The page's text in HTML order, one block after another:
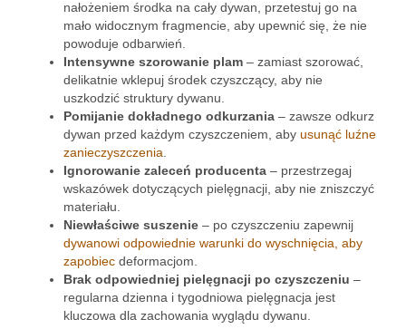
nałożeniem środka na cały dywan, przetestuj go na
mało widocznym fragmencie, aby upewnić się, że nie
powoduje odbarwień.
Intensywne szorowanie plam – zamiast szorować,
delikatnie wklepuj środek czyszczący, aby nie
uszkodzić struktury dywanu.
Pomijanie dokładnego odkurzania – zawsze odkurz
dywan przed każdym czyszczeniem, aby usunąć luźne
zanieczyszczenia
Ignorowanie zaleceń producenta – przestrzegaj
wskazówek dotyczących pielęgnacji, aby nie zniszczyć
materiału.
Niewłaściwe suszenie – po czyszczeniu zapewnij
dywanowi odpowiednie warunki do wyschnięcia, aby
zapobiec deformacjom.
Brak odpowiedniej pielęgnacji po czyszczeniu –
regularna dzienna i tygodniowa pielęgnacja jest
kluczowa dla zachowania wyglądu dywanu.